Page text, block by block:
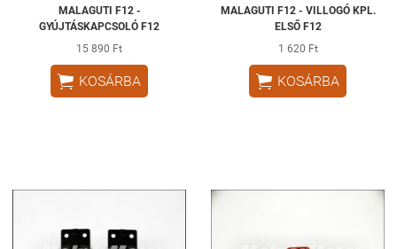
MALAGUTI F12 -
GYÚJTÁSKAPCSOLÓ F12
15 890 Ft
 KOSÁRBA
MALAGUTI F12 - VILLOGÓ KPL.
ELSŐ F12
1 620 Ft
 KOSÁRBA